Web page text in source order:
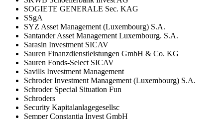
SOGIETE GENERALE Sec. KAG
SSgA
SYZ Asset Management (Luxembourg) S.A.
Santander Asset Management Luxembourg. S.A.
Sarasin Investment SICAV
Sauren Finanzdienstleistungen GmbH & Co. KG
Sauren Fonds-Select SICAV
Savills Investment Management
Schroder Investment Management (Luxembourg) S.A.
Schroder Special Situation Fun
Schroders
Security Kapitalanlagegesellsc
Semper Constantia Invest GmbH